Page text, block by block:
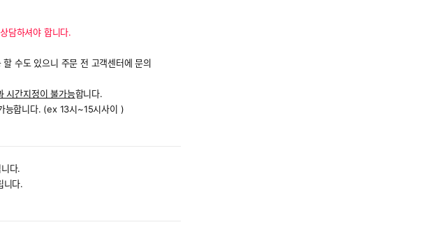
담하셔야 합니다.
수도 있으니 주문 전 고객센터에 문의
시간지정이 불가능합니다.
능합니다. (ex 13시~15시사이 )
다.
니다.